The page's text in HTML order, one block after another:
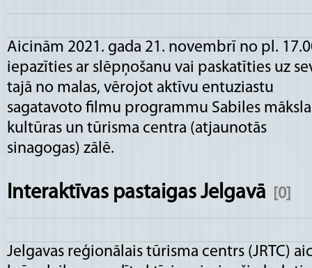
Aicinām 2021. gada 21. novembrī no pl.
iepazīties ar slēpņošanu vai paskatīties uz
tajā no malas, vērojot aktīvu entuziastu
sagatavoto filmu programmu Sabiles
kultūras un tūrisma centra (atjaunotās
sinagogas) zālē.
Interaktīvas pastaigas Jelgavā [0]
Jelgavas reģionālais tūrisma centrs (JRTC)